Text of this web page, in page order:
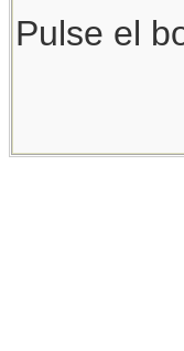
Pulse el